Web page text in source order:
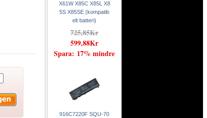
X61W X85C X85L X8
5S X85SE (kompatib
elt batteri)
725,85Kr
599,88Kr
Spara: 17% mindre
916C7220F SQU-70